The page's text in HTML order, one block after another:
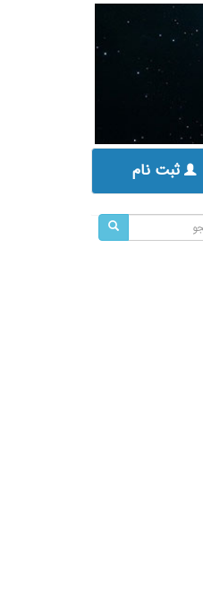
ثبت نام